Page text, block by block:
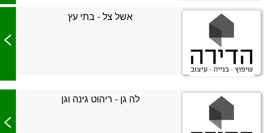
אשל צל - בתי עץ
>
לה גן - ריהוט גינה וגן
>